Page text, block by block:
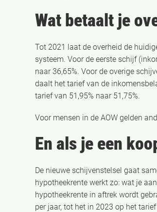
Wat betaalt je
Tot 2021 laat de overheid de
systeem. Voor de eerste schijf
naar 36,65%. Voor de overige
daalt het tarief van de
tarief van 51,95% naar 51,75%.
Voor mensen in de AOW gelden
En als je een
De nieuwe schijvenstelsel gaat
hypotheekrente werkt zo: wat je
hypotheekrente in aftrek wordt
per jaar, tot het in 2023 op het